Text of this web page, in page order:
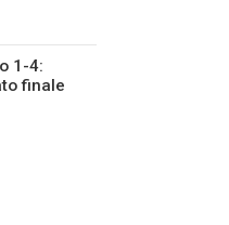
1-4:
finale